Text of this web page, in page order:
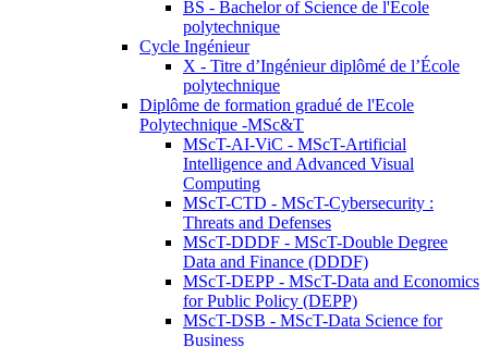
BS - Bachelor of Science de l'Ecole
polytechnique
Cycle Ingénieur
X - Titre d’Ingénieur diplômé de l’École
polytechnique
Diplôme de formation gradué de l'Ecole
Polytechnique -MSc&T
MScT-AI-ViC - MScT-Artificial
Intelligence and Advanced Visual
Computing
MScT-CTD - MScT-Cybersecurity :
Threats and Defenses
MScT-DDDF - MScT-Double Degree
Data and Finance (DDDF)
MScT-DEPP - MScT-Data and Economics
for Public Policy (DEPP)
MScT-DSB - MScT-Data Science for
Business